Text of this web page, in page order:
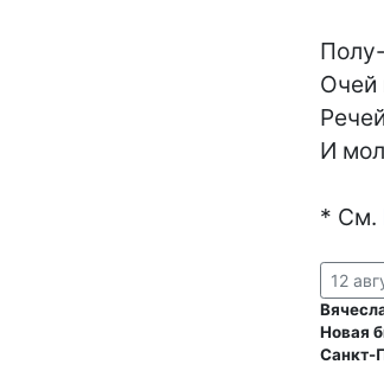
Очей
И
* См.
12
Новая
Санкт-